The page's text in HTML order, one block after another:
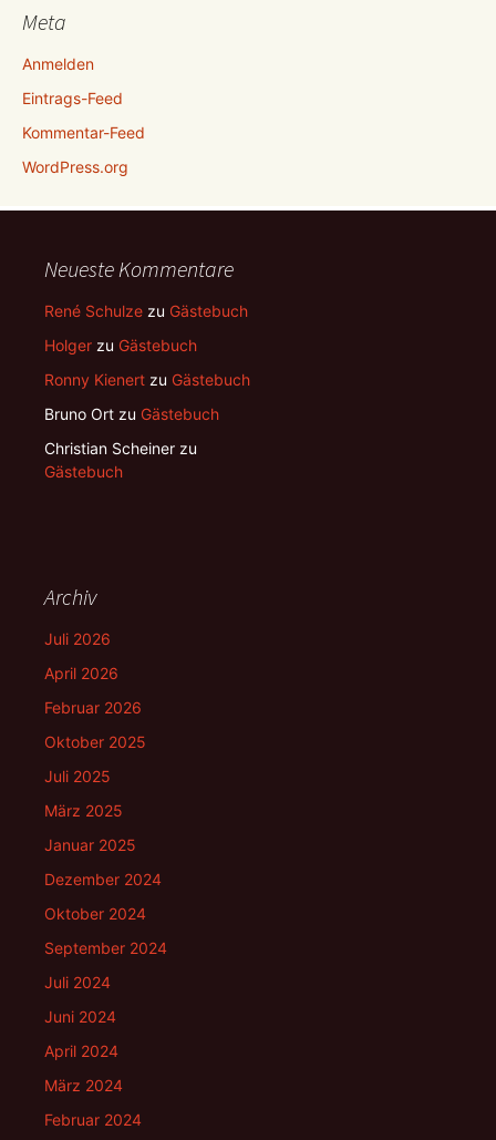
Meta
Anmelden
Eintrags-Feed
Kommentar-Feed
WordPress.org
Neueste Kommentare
René Schulze zu Gästebuch
Holger zu Gästebuch
Ronny Kienert zu Gästebuch
Bruno Ort zu Gästebuch
Christian Scheiner zu
Gästebuch
Archiv
Juli 2026
April 2026
Februar 2026
Oktober 2025
Juli 2025
März 2025
Januar 2025
Dezember 2024
Oktober 2024
September 2024
Juli 2024
Juni 2024
April 2024
März 2024
Februar 2024